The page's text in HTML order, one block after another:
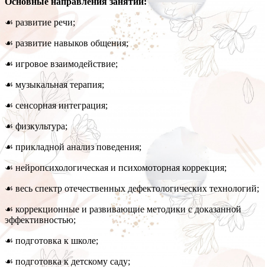
☙ развитие речи;
☙ развитие навыков общения;
☙ игровое взаимодействие;
☙ музыкальная терапия;
☙ сенсорная интеграция;
☙ физкультура;
☙ прикладной анализ поведения;
☙ нейропсихологическая и психомоторная коррекция;
☙ весь спектр отечественных дефектологических технологий;
☙ коррекционные и развивающие методики с доказанной
эффективностью;
☙ подготовка к школе;
☙ подготовка к детскому саду;